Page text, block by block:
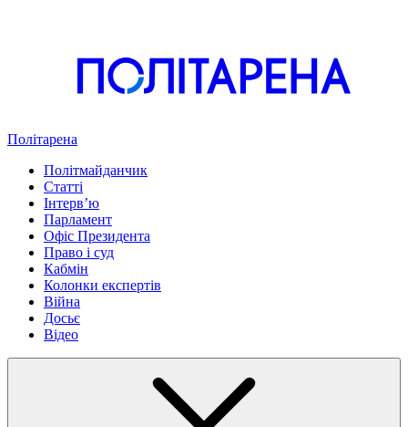
Політарена
Політмайданчик
Статті
Інтервʼю
Парламент
Офіс Президента
Право і суд
Кабмін
Колонки експертів
Війна
Досьє
Відео